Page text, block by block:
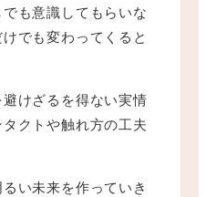
も意識してもらいな
でも変わってくると
けざるを得ない実情
クトや触れ方の工夫
い未来を作っていき